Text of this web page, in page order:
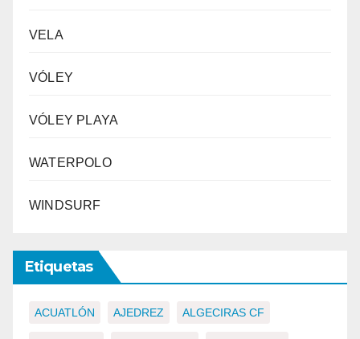
VELA
VÓLEY
VÓLEY PLAYA
WATERPOLO
WINDSURF
Etiquetas
ACUATLÓN AJEDREZ ALGECIRAS CF